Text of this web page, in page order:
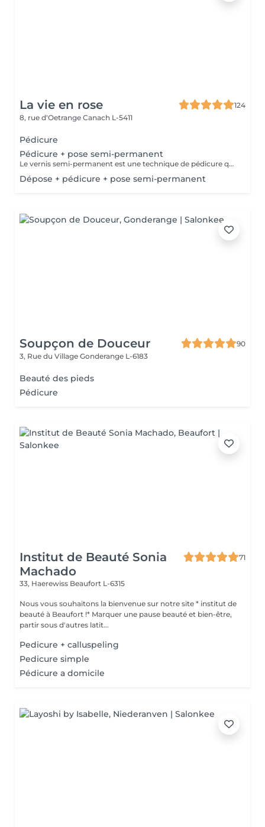
La vie en rose
124
8, rue d‘Oetrange Canach L-5411
Pédicure
Pédicure + pose semi-permanent
Le vernis semi-permanent est une technique de pédicure qui permet de garder des ongles parfaitement laqués, sans écailles, jusqu´à 5-6 semaines.
Dépose + pédicure + pose semi-permanent
Soupçon de Douceur
90
3, Rue du Village Gonderange L-6183
Beauté des pieds
Pédicure
Institut de Beauté Sonia
Machado
71
33, Haerewiss Beaufort L-6315
Nous vous souhaitons la bienvenue sur notre site * institut de
beauté à Beaufort !* Marquer une pause beauté et bien-être,
partir sous d'autres latit...
Pedicure + calluspeling
Pedicure simple
Pédicure a domicile